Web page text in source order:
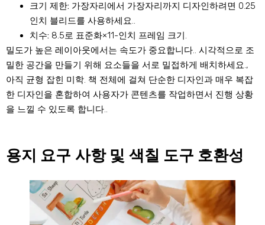
크기 제한: 가장자리에서 가장자리까지 디자인하려면 0.25
인치 블리드를 사용하세요..
치수: 8.5로 표준화×11-인치 프레임 크기.
밀도가 높은 레이아웃에서는 속도가 중요합니다.. 시각적으로 조
밀한 공간을 만들기 위해 요소들을 서로 밀접하게 배치하세요.,
아직 균형 잡힌 미학. 책 전체에 걸쳐 단순한 디자인과 매우 복잡
한 디자인을 혼합하여 사용자가 콘텐츠를 작업하면서 진행 상황
을 느낄 수 있도록 합니다..
용지 요구 사항 및 색칠 도구 호환성